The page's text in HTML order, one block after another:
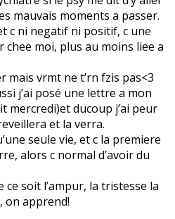
mauvais moments a passer.
c ni negatif ni positif, c une
moi, plus au moins liee a
mais vrmt ne t’rn fzis pas<3
j’ai posé une lettre a mon
mercredi)et ducoup j’ai peur
et la verra.
seule vie, et c la premiere
alors c normal d’avoir du
ce soit l’ampur, la tristesse la
on apprend!